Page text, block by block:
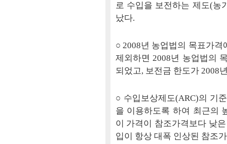
로 수입을 보전하는 제도(농
났다.
○ 2008년 농업법의 목표가격
제외하면 2008년 농업법의
되었고, 보전금 한도가 2008
○ 수입보상제도(ARC)의 기
을 이용하도록 하여 최근의
이 가격이 참조가격보다 낮
입이 항상 대폭 인상된 참조